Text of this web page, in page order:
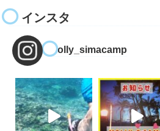
インスタ
molly_simacamp